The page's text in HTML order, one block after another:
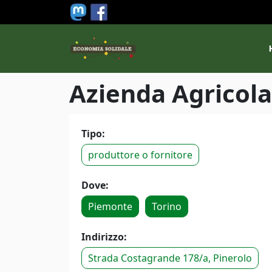
Salta al contenuto principale
Azienda
Tipo:
produttore o fornitore
Dove:
Piemonte
Torino
Indirizzo:
Strada Costagrande 178/a, Pinerolo